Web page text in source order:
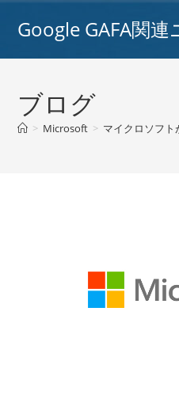
Google GAFA関連
ブログ
> Microsoft > マイクロソフ